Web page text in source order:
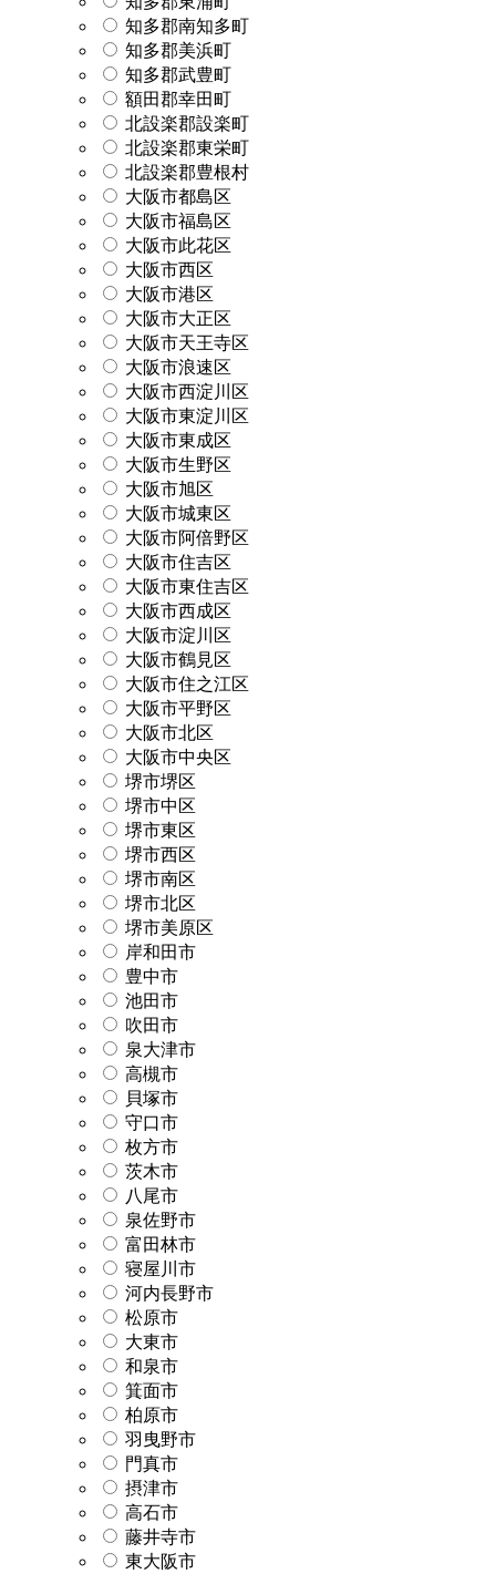
知多郡南知多町
知多郡美浜町
知多郡武豊町
額田郡幸田町
北設楽郡設楽町
北設楽郡東栄町
北設楽郡豊根村
大阪市都島区
大阪市福島区
大阪市此花区
大阪市西区
大阪市港区
大阪市大正区
大阪市天王寺区
大阪市浪速区
大阪市西淀川区
大阪市東淀川区
大阪市東成区
大阪市生野区
大阪市旭区
大阪市城東区
大阪市阿倍野区
大阪市住吉区
大阪市東住吉区
大阪市西成区
大阪市淀川区
大阪市鶴見区
大阪市住之江区
大阪市平野区
大阪市北区
大阪市中央区
堺市堺区
堺市中区
堺市東区
堺市西区
堺市南区
堺市北区
堺市美原区
岸和田市
豊中市
池田市
吹田市
泉大津市
高槻市
貝塚市
守口市
枚方市
茨木市
八尾市
泉佐野市
富田林市
寝屋川市
河内長野市
松原市
大東市
和泉市
箕面市
柏原市
羽曳野市
門真市
摂津市
高石市
藤井寺市
東大阪市